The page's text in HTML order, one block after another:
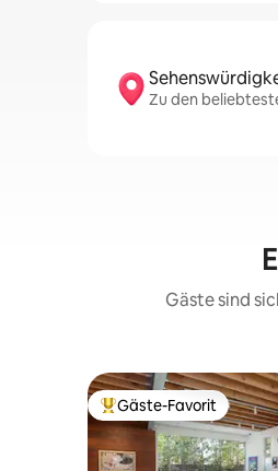
Zu den
Gäste sind
Beliebter Gäste-Favorit.
Gäste-Favorit